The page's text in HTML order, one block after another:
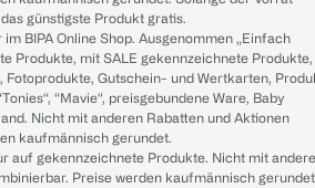
günstigste Produkt gratis.
im BIPA Online Shop. Ausgenommen „Einfach
Produkte, mit SALE gekennzeichnete Produkte,
Fotoprodukte, Gutschein- und Wertkarten,
“Mavie“, preisgebundene Ware, Baby
Nicht mit anderen Rabatten und Aktionen
kaufmännisch gerundet.
auf gekennzeichnete Produkte. Nicht mit
Preise werden kaufmännisch